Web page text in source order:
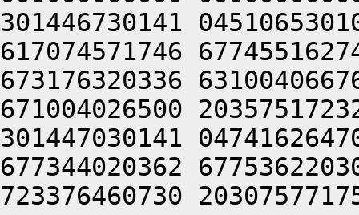
301446730141
617074571746
673176320336
671004026500
301447030141
677344020362
723376460730